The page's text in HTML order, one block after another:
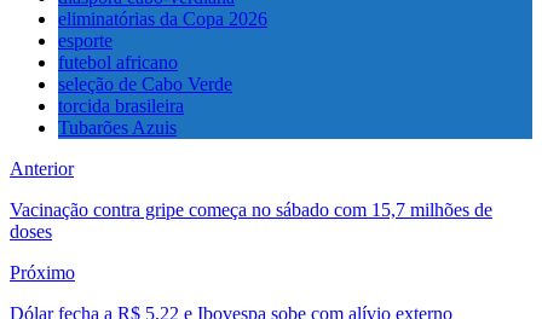
eliminatórias da Copa 2026
esporte
futebol africano
seleção de Cabo Verde
torcida brasileira
Tubarões Azuis
Anterior
Vacinação contra gripe começa no sábado com 15,7 milhões de
doses
Próximo
Dólar fecha a R$ 5,22 e Ibovespa sobe com alívio externo